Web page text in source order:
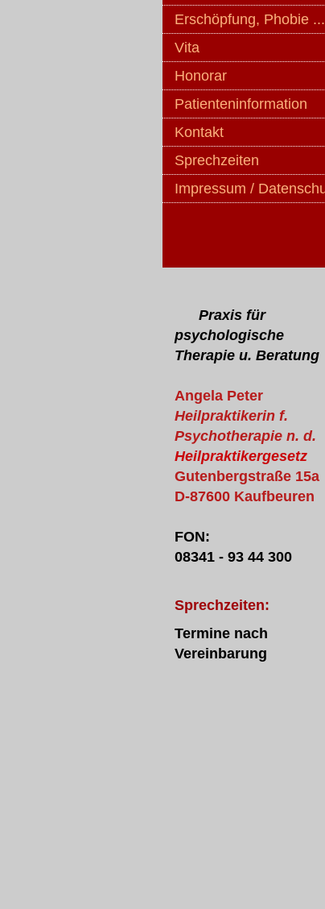
Erschöpfung, Phobie ...
Vita
Honorar
Patienteninformation
Kontakt
Sprechzeiten
Impressum /
Praxis für
psychologische
Therapie u. Beratung
Angela Peter
Heilpraktikerin f.
Psychotherapie n. d.
Heilpraktikergesetz
Gutenbergstraße 15a
D-87600 Kaufbeuren
FON:
08341 - 93 44 300
Sprechzeiten:
Termine nach
Vereinbarung